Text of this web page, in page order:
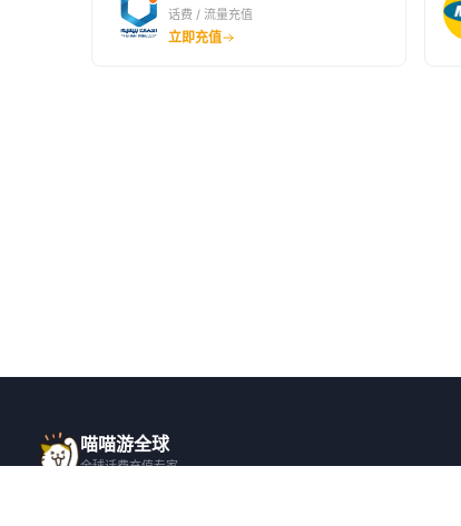
话费 / 流量充值
立即充值
喵喵游全球
全球话费充值专家